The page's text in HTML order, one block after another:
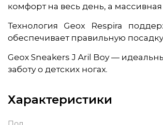
комфорт на весь день, а
Технология Geox Respira
обеспечивает правильную
Geox Sneakers J Aril Boy —
заботу о детских ногах.
Характеристики